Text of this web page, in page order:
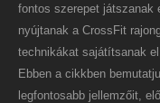
fontos szerepet játszanak
nyújtanak a CrossFit
technikákat sajátítsanak
Ebben a cikkben
legfontosabb jellemzőit,